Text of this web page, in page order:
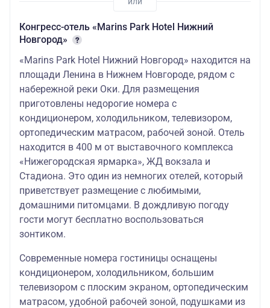
Конгресс-отель «Marins Park Hotel Нижний
Новгород»
«Marins Park Hotel Нижний Новгород» находится на
площади Ленина в Нижнем Новгороде, рядом с
набережной реки Оки. Для размещения
приготовлены недорогие номера с
кондиционером, холодильником, телевизором,
ортопедическим матрасом, рабочей зоной. Отель
находится в 400 м от выставочного комплекса
«Нижегородская ярмарка», ЖД вокзала и
Стадиона. Это один из немногих отелей, который
приветствует размещение с любимыми,
домашними питомцами. В дождливую погоду
гости могут бесплатно воспользоваться
зонтиком.
Современные номера гостиницы оснащены
кондиционером, холодильником, большим
телевизором с плоским экраном, ортопедическим
матрасом, удобной рабочей зоной, подушками из